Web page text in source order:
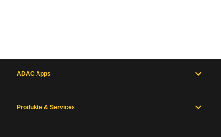
ADAC Apps
Produkte & Services